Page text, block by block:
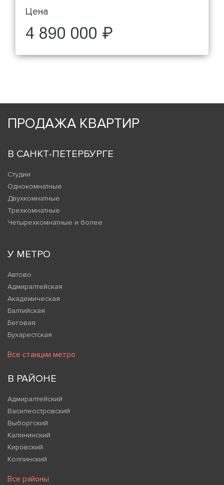
Цена
4 890 000 ₽
ПРОДАЖА КВАРТИР
В САНКТ-ПЕТЕРБУРГЕ
Студии
Однокомнатные
Двухкомнатные
Трехкомнатные
Четырехкомнатные и более
У МЕТРО
Автово
Адмиралтейская
Академическая
Балтийская
Беговая
Бухарестская
Все станции метро
В РАЙОНЕ
Адмиралтейский
Василеостровский
Выборгский
Калининский
Кировский
Колпинский
Все районы